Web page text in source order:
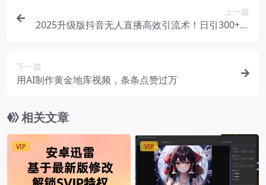
上一篇
2025升级版抖音无人直播高效引流术！日引300+创
下一篇
用AI制作黄金地库视频，条条点赞过万
相关文章
VIP VIP